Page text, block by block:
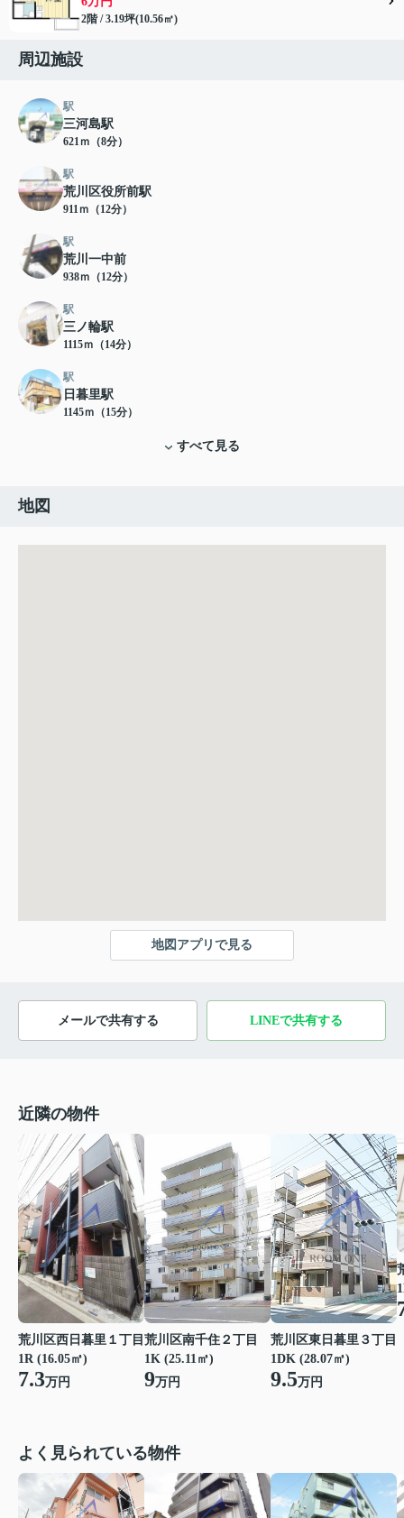
2階 / 3.19坪(10.56㎡)
周辺施設
駅
三河島駅
621ｍ（8分）
駅
荒川区役所前駅
911ｍ（12分）
駅
荒川一中前
938ｍ（12分）
駅
三ノ輪駅
1115ｍ（14分）
駅
日暮里駅
1145ｍ（15分）
すべて見る
地図
地図アプリで見る
メールで共有する LINEで共有する
近隣の物件
荒川区西日暮里１丁目
1R (16.05㎡)
7.3万円
荒川区南千住２丁目
1K (25.11㎡)
9万円
荒川区東日暮里３丁目
1DK (28.07㎡)
9.5万円
よく見られている物件